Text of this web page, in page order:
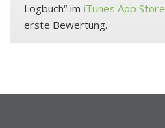
Logbuch“ im iTunes App Store
erste Bewertung.